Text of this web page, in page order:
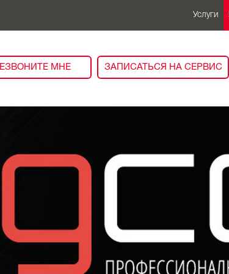
Услуги
МНЕ ЗАПИСАТЬСЯ НА СЕРВИС